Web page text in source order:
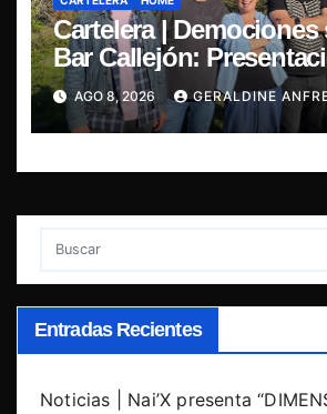
Cartelera | Demociones
Bar Callejón:
de su EP y estreno del
“Mujer Escarlata”
AGO 8, 2026 GERALDINE
Entradas Recientes
Noticias | Nai’X presenta